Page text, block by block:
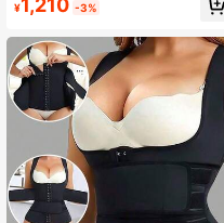
部シェイパーベルト、日常着用スポ
エット
¥1,210 -3%